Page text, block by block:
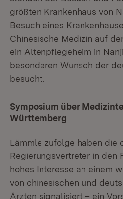
größten Krankenhaus von
Besuch eines
Chinesische Medizin auf
ein Altenpflegeheim in
besonderen Wunsch der
besucht.
Symposium über
Württemberg
Lämmle zufolge haben die
Regierungsvertreter in den
hohes Interesse an einem
von chinesischen und
Ärzten signalisiert – ein